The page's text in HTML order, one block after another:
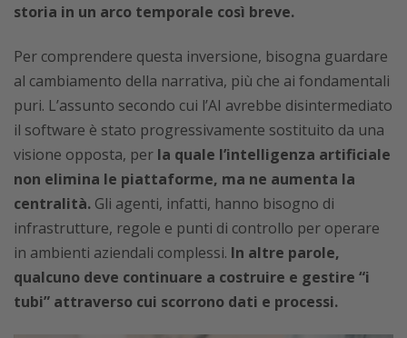
storia in un arco temporale così breve.
Per comprendere questa inversione, bisogna guardare
al cambiamento della narrativa, più che ai fondamentali
puri. L’assunto secondo cui l’AI avrebbe disintermediato
il software è stato progressivamente sostituito da una
visione opposta, per la quale l’intelligenza artificiale
non elimina le piattaforme, ma ne aumenta la
centralità. Gli agenti, infatti, hanno bisogno di
infrastrutture, regole e punti di controllo per operare
in ambienti aziendali complessi. In altre parole,
qualcuno deve continuare a costruire e gestire “i
tubi” attraverso cui scorrono dati e processi.